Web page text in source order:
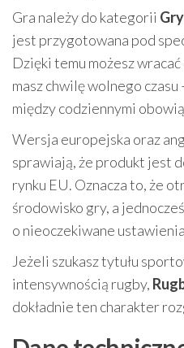
Gra należy do kategorii
jest przygotowana pod
Dzięki temu możesz
masz chwilę wolnego
między codziennymi
Wersja europejska oraz
sprawiają, że produkt jest
rynku EU. Oznacza to, że
środowisko gry, a
o nieoczekiwane
Jeżeli szukasz tytułu
intensywnością rugby,
dokładnie ten charakter